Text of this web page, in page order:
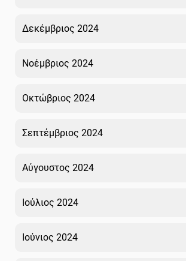
Δεκέμβριος 2024
Νοέμβριος 2024
Οκτώβριος 2024
Σεπτέμβριος 2024
Αύγουστος 2024
Ιούλιος 2024
Ιούνιος 2024